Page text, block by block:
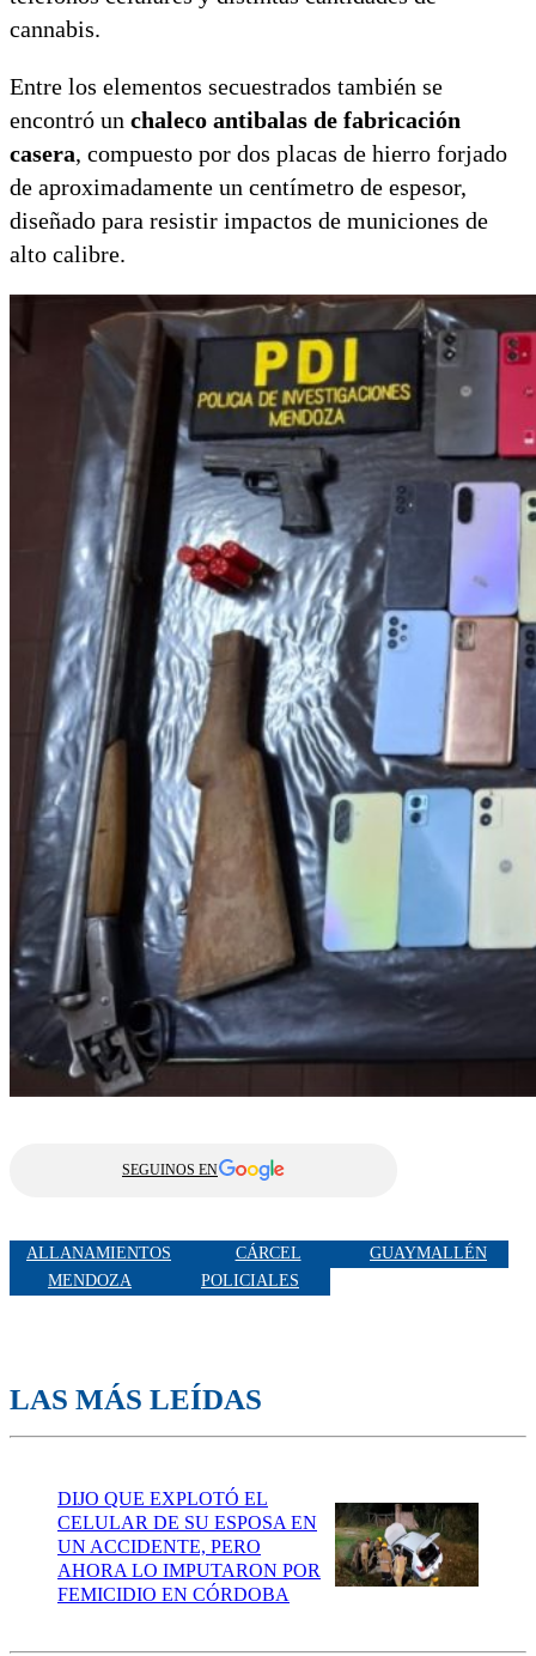
cannabis.
Entre los elementos secuestrados también se
encontró un chaleco antibalas de fabricación
casera, compuesto por dos placas de hierro forjado
de aproximadamente un centímetro de espesor,
diseñado para resistir impactos de municiones de
alto calibre.
SEGUINOS EN
ALLANAMIENTOS CÁRCEL
GUAYMALLÉN
MENDOZA
POLICIALES
LAS MÁS LEÍDAS
DIJO QUE EXPLOTÓ EL
CELULAR DE SU ESPOSA EN
UN ACCIDENTE, PERO
AHORA LO IMPUTARON POR
FEMICIDIO EN CÓRDOBA